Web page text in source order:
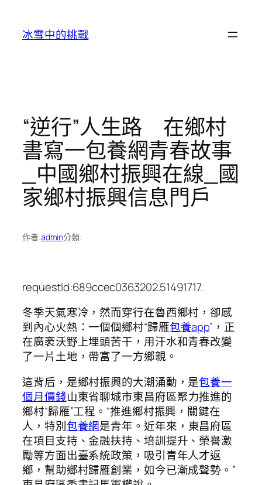
冰雪中的挑戰
“逆行”人生路 在鄉村
書寫一包養網青春故事
_中國鄉村振興在線_國
家鄉村振興信息門戶
作者:admin分類:
requestId:689ccec0363202.51491717.
冬季天氣寒冷，然而穿行在魯西鄉村，卻感
到內心火熱：一個個鄉村“歸雁包養app”，正
在廣袤沃野上埋頭苦干，用汗水和青春改變
了一片土地，帶富了一方鄉親。
這背后，是鄉村振興的大潮涌動，是包養一
個月價錢山東省聊城市東昌府區聚力推進的
鄉村“歸雁”工程。“推進鄉村振興，關鍵在
人，特別包養網是青年。近年來，東昌府區
在項目支持、金融扶持、培訓提升、榮譽激
勵等方面出臺系統政策，吸引青年人才返
鄉，幫助鄉村歸雁創業，如今已漸成聲勢。”